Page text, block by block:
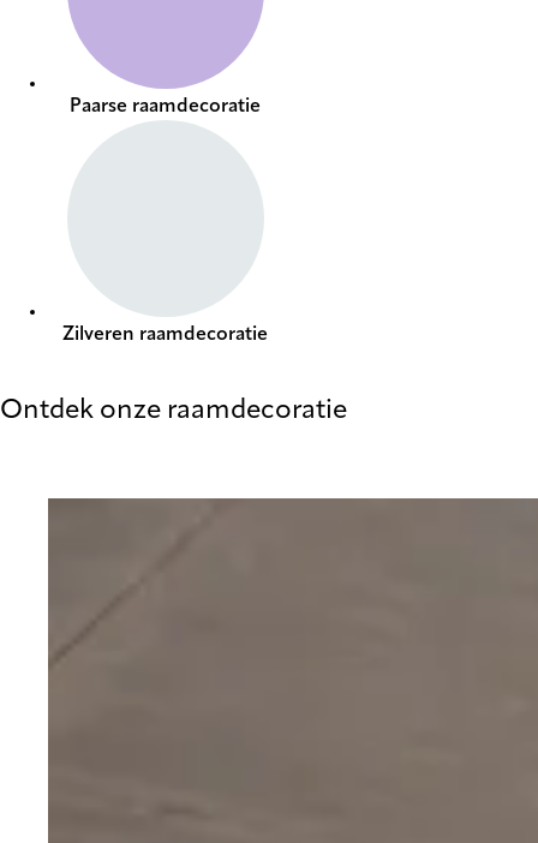
Paarse raamdecoratie
Zilveren raamdecoratie
Ontdek onze raamdecoratie